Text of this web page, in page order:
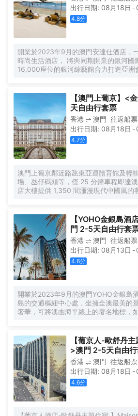
賓客亦可漫步於150 間國際品牌名店, 或
演出。
出行日期: 08月18日 -
4.8分
開業於2023年9月的澳門安達仕酒店，
時尚生活酒店， 將與同期開業的銀河國
16,000座位的銀河綜藝館合力打造亞洲
配有最先進設備的健身中心和室內恆溫泳池。 在澳
酒店，獨樹一幟的安達仕格調隨處可見
絢麗獨特的景點。酒店的設計以澳門多
統為靈感，配合精雕細琢且充滿生氣的
食材精心烹製而成的美饌佳餚等，將為
帶來無與倫比的美妙享受。
【澳門上葡京】<
天自由行套票
香港 澳門 往返船票
出行日期: 08月18日 -
4.7分
澳門上葡京鄰近路氹東亞運體育館及輕
場、氹仔碼頭等，僅 25 分鐘車程即達
店大樓提供 1,350 間瀰漫現代中國風的
Freehander 淋浴系統。 水療中心設有
套房提供專業護理、Gentlemen's Tonic
造型， 以及由 Bastien Gonzalez 主理的
Studio 美甲中心的護手美足療程；健身
（Technogym®）的先進器材，並設教
四季恒温，療愈賓客身心。度假村集結
及特色主題餐廳，囊括來自澳門、葡萄
的環球佳餚， 多元選擇滿足不同口味。
【YOHO金銀島酒
門 2-5天自由行套
香港 澳門 往返船票
出行日期: 08月13日 -
4.6分
開業於2023年9月的澳門YOHO金銀島
島的交通樞紐中心處，坐擁全澳最美的
奢華，可將澳凼海平線上的著名地標，
酒店公寓式套房，提供設備齊全的廚房
亦能賓至如歸，感受家一般的舒適。 酒
核心地帶，正前方為全澳門最四通八達
行人隧道直通毗鄰的新葡京酒店、葡京
美高梅酒店、星際酒店及中國銀行大廈
更有美景環繞，可以俯瞰整個澳門半島
其於落日時分，夕陽把天空染成一片橙
上，既浪漫又壯觀，令人舒適愜意。當
【葡京人-歐舒丹
>澳門 2-5天自由
香港 澳門 往返船票
出行日期: 08月18日 -
4.6分